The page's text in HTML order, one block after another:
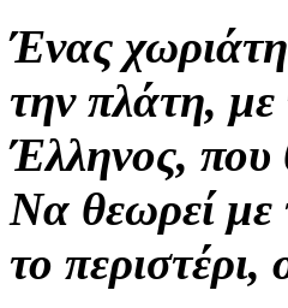
Ένας
την πλάτη,
Έλληνος, που
Να θεωρεί με
το